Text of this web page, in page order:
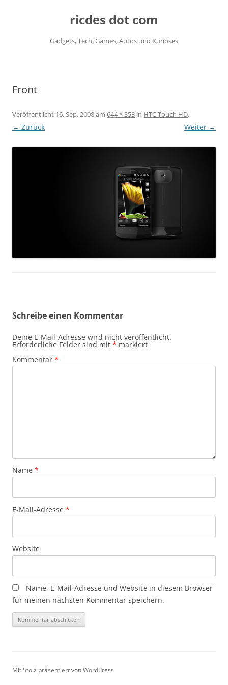
ricdes dot com
Gadgets, Tech, Games, Autos und Kurioses
Front
Veröffentlicht 16. Sep. 2008am 644 × 353 in HTC Touch HD.
← Zurück Weiter →
Schreibe einen Kommentar
Deine E-Mail-Adresse wird nicht veröffentlicht.
Erforderliche Felder sind mit * markiert
Kommentar *
Name *
E-Mail-Adresse *
Website
Name, E-Mail-Adresse und Website in diesem Browser
für meinen nächsten Kommentar speichern.
Mit Stolz präsentiert von WordPress